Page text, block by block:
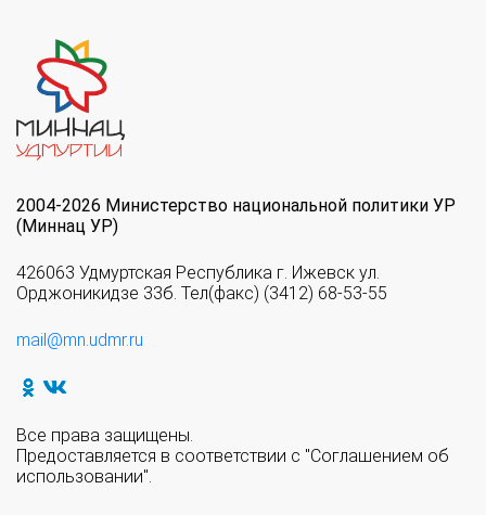
2004-2026 Министерство национальной политики УР
(Миннац УР)
426063 Удмуртская Республика г. Ижевск ул.
Орджоникидзе 33б. Тел(факс) (3412) 68-53-55
mail@mn.udmr.ru
Все права защищены.
Предоставляется в соответствии с "Соглашением об
использовании".